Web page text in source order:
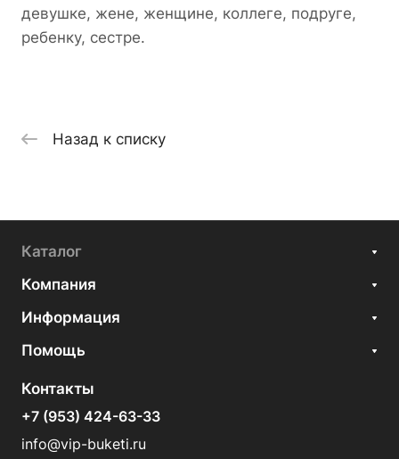
девушке, жене, женщине, коллеге, подруге,
ребенку, сестре.
Назад к списку
Каталог
Компания
Информация
Помощь
Контакты
+7 (953) 424-63-33
info@vip-buketi.ru